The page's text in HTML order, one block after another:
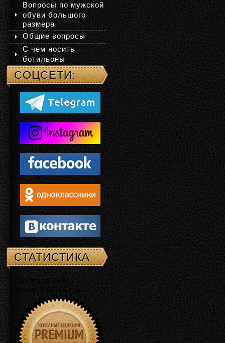
Вопросы по мужской
обуви большого
размера
Общие вопросы
С чем носить
ботильоны
СОЦСЕТИ:
СТАТИСТИКА
Память: 3.5 Mb
Время: 0.05768 сек.